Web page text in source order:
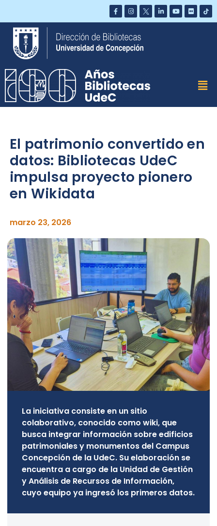
Saltar
contenido
El patrimonio convertido en
datos: Bibliotecas UdeC
impulsa proyecto pionero
en Wikidata
marzo 23, 2026
La iniciativa consiste en un sitio
colaborativo, conocido como wiki, que
busca integrar información sobre edificios
patrimoniales y monumentos del Campus
Concepción de la UdeC. Su elaboración se
encuentra a cargo de la Unidad de Gestión
y Análisis de Recursos de Información,
cuyo equipo ya ingresó los primeros datos.